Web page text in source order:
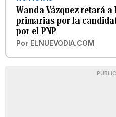
Wanda Vázquez retará
primarias por la
por el PNP
Por ELNUEVODIA.COM